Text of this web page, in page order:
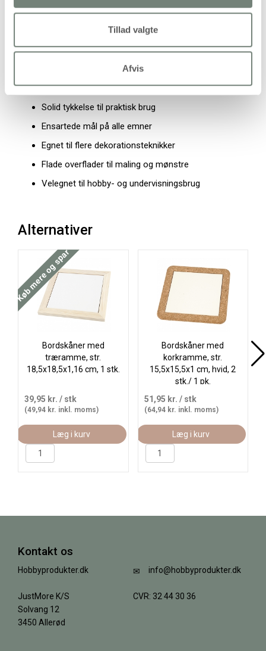
Tillad valgte
Afvis
Mål: 15 × 15 cm
Tykkelse/højde: 1,5 cm
Antal: 12 stk. pr. pakke
Overflade: Ubehandlet
Egenskaber og fordele
Solid tykkelse til praktisk brug
Ensartede mål på alle emner
Egnet til flere dekorationsteknikker
Flade overflader til maling og mønstre
Velegnet til hobby- og undervisningsbrug
Alternativer
Køb mere og spar
Bordskåner med
træramme, str.
18,5x18,5x1,16 cm, 1 stk.
39,95 kr. / stk
(49,94 kr. inkl. moms)
Læg i kurv
Bordskåner med
korkramme, str.
15,5x15,5x1 cm, hvid, 2
stk./ 1 pk.
51,95 kr. / stk
(64,94 kr. inkl. moms)
Læg i kurv
Kontakt os
Hobbyprodukter.dk
JustMore K/S
Solvang 12
3450 Allerød
info@hobbyprodukter.dk
CVR: 32 44 30 36